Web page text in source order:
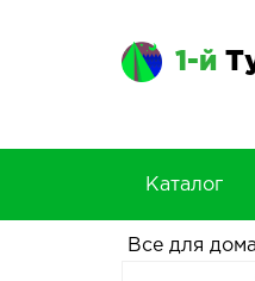
1-й
Каталог
Все для дома